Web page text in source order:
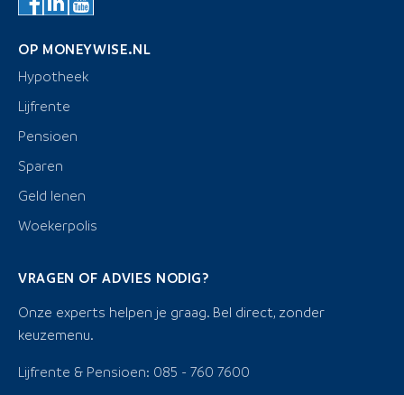
OP MONEYWISE.NL
Hypotheek
Lijfrente
Pensioen
Sparen
Geld lenen
Woekerpolis
VRAGEN OF ADVIES NODIG?
Onze experts helpen je graag. Bel direct, zonder
keuzemenu.
Lijfrente & Pensioen: 085 - 760 7600